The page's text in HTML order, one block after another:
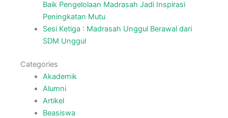
Baik Pengelolaan Madrasah Jadi Inspirasi
Peningkatan Mutu
Sesi Ketiga : Madrasah Unggul Berawal dari
SDM Unggul
Categories
Akademik
Alumni
Artikel
Beasiswa